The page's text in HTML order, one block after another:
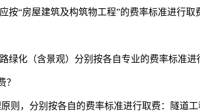
按“房屋建筑及构筑物工程”的费率标准进行取
绿化（含景观）分别按各自专业的费率标准进
？
则，分别按各自的费率标准进行取费：隧